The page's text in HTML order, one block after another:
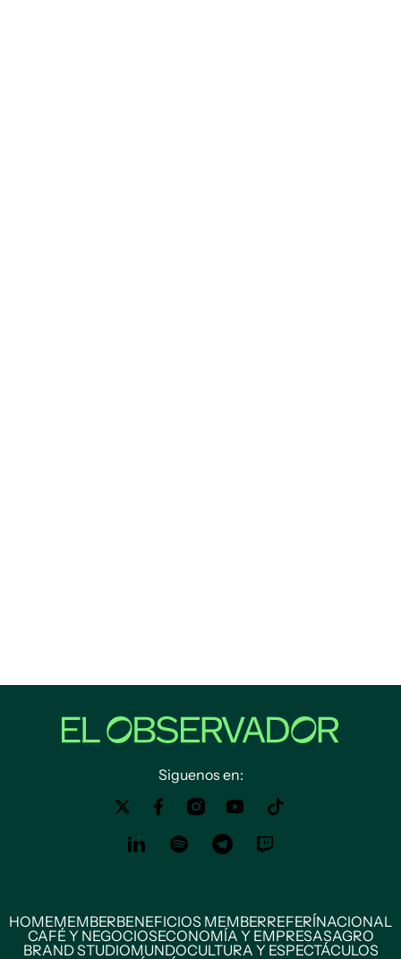
Siguenos en:
HOMEMEMBERBENEFICIOS MEMBERREFERÍNACIONAL
CAFÉ Y NEGOCIOSECONOMÍA Y EMPRESASAGRO
BRAND STUDIOMUNDOCULTURA Y ESPECTÁCULOS